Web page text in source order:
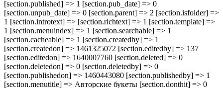
[section.published] => 1 [section.pub_date] => 0
[section.unpub_date] => 0 [section.parent] => 2 [section.isfolder] =>
1 [section.introtext] => [section.richtext] => 1 [section.template] =>
1 [section.menuindex] => 1 [section.searchable] => 1
[section.cacheable] => 1 [section.createdby] => 1
[section.createdon] => 1461325072 [section.editedby] => 137
[section.editedon] => 1640007760 [section.deleted] => 0
[section.deletedon] => 0 [section.deletedby] => 0
[section.publishedon] => 1460443080 [section.publishedby] => 1
[section.menutitle] => Авторские букеты [section.donthit] => 0